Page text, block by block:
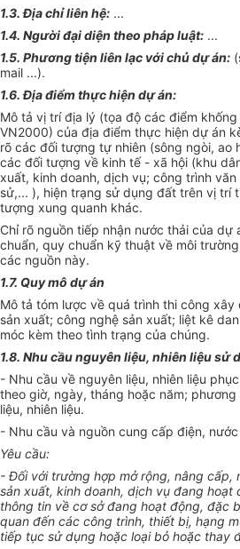
1.3. Địa chỉ liên hệ: ...
1.4. Người đại diện theo pháp luật: ...
1.5. Phương tiện liên lạc với chủ dự án:
mail ...).
1.6. Địa điểm thực hiện dự án:
Mô tả vị trí địa lý (tọa độ các điểm
VN2000) của địa điểm thực hiện dự án
rõ các đối tượng tự nhiên (sông ngòi, ao
các đối tượng về kinh tế - xã hội (khu
xuất, kinh doanh, dịch vụ; công trình
sử,... ), hiện trạng sử dụng đất trên vị trí
tượng xung quanh khác.
Chỉ rõ nguồn tiếp nhận nước thải của dự
chuẩn, quy chuẩn kỹ thuật về môi
các nguồn này.
1.7. Quy mô dự án
Mô tả tóm lược về quá trình thi công
sản xuất; công nghệ sản xuất; liệt kê
móc kèm theo tình trạng của chúng.
1.8. Nhu cầu nguyên liệu, nhiên liệu sử
- Nhu cầu về nguyên liệu, nhiên liệu
theo giờ, ngày, tháng hoặc năm;
liệu, nhiên liệu.
- Nhu cầu và nguồn cung cấp điện,
Yêu cầu:
- Đối với trường hợp mở rộng, nâng cấp,
sản xuất, kinh doanh, dịch vụ đang hoạt
thông tin về cơ sở đang hoạt động, đặc
quan đến các công trình, thiết bị, hạng
tiếp tục sử dụng hoặc loại bỏ hoặc thay